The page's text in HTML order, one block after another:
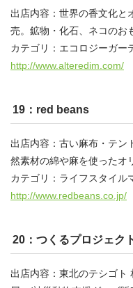
出店内容：世界の香文化と
売。鉱物・化石、ネコのお
カテゴリ：エコロジーガー
http://www.alteredim.com/
19：red beans
出店内容：古い麻布・テン
然素材の綿や麻を使ったオ
カテゴリ：ライフスタイル
http://www.redbeans.co.jp/
20：つくるプロジェク
出店内容：東北のテシゴト